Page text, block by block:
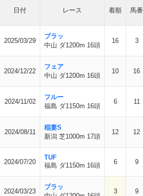
日付 レース 着順 馬番
2025/03/29
ブラッ
中山 ダ1200m 16頭
16 3
2024/12/22
フェア
中山 ダ1200m 16頭
10 16
2024/11/02
フルー
福島 ダ1150m 16頭
6 11
2024/08/11
稲妻S
新潟 芝1000m 17頭
12 12
2024/07/20
TUF
福島 ダ1150m 16頭
6 9
2024/03/23
ブラッ
3 9